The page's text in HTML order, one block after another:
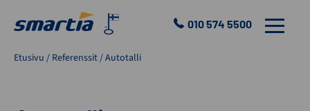
Oy
010 574 5500 VALIKKO
Etusivu / Referenssit/Autotalli